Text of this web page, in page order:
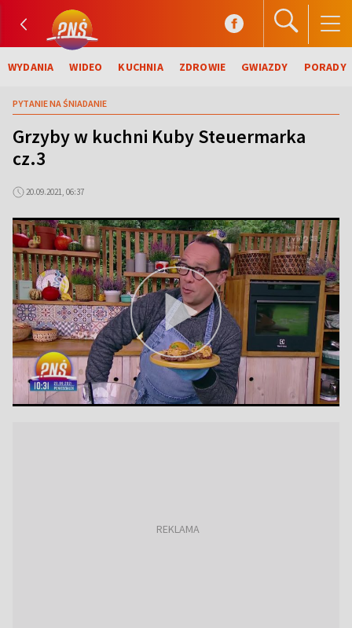
WYDANIA WIDEO KUCHNIA ZDROWIE GWIAZDY PORADY
PYTANIE NA ŚNIADANIE
Grzyby w kuchni Kuby Steuermarka
cz.3
20.09.2021, 06:37